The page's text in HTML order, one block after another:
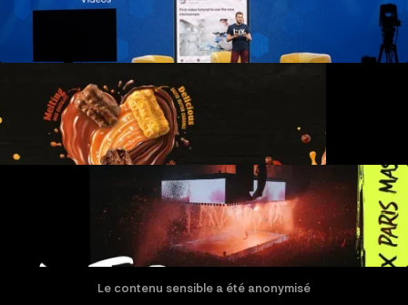
Le contenu sensible a été anonymisé